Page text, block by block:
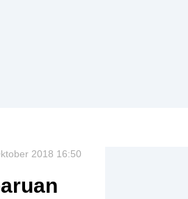
2018 16:50